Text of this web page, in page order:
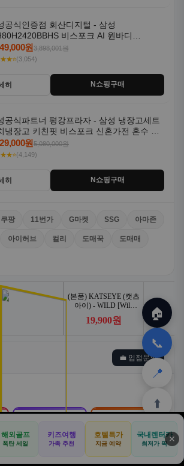
공식인증점 회산디지털 - 삼성
비스포크 AI 원바디
세제자동투입 1등급
원3,898,001원
(3,054)
히 N쇼핑구매
공식파트너 평강프라자 - 삼성 냉장고세트
냉장고 키친핏 비스포크 신혼가전 혼수 입
전 빌트인 화이트
원5,080,000원
(4,149)
히 N쇼핑구매
쿠팡 11번가 G마켓 SSG 아마존
아이허브 컬리 도매꾹 도매매
💼 입점문의
📦
알리익스프레스
🎁
테무
초저가·무료배송
⛳
📋
🛒
쿠팡
🎁
테무
🏠
📞
📍
⬆️
🚐
기사등록
🛒
아마존
해외골프
폭탄 세일
키즈여행
가족 추천
호텔특가
지금 예약
국내렌터카
최저가 픽 ✕